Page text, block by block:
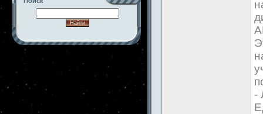
-